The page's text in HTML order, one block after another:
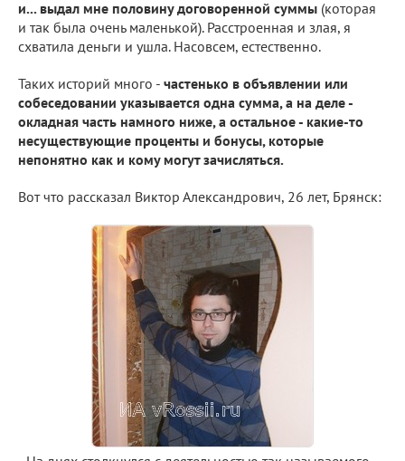
и... выдал мне половину договоренной суммы (которая
и так была очень маленькой). Расстроенная и злая, я
схватила деньги и ушла. Насовсем, естественно.
Таких историй много - частенько в объявлении или
собеседовании указывается одна сумма, а на деле -
окладная часть намного ниже, а остальное - какие-то
несуществующие проценты и бонусы, которые
непонятно как и кому могут зачисляться.
Вот что рассказал Виктор Александрович, 26 лет, Брянск: